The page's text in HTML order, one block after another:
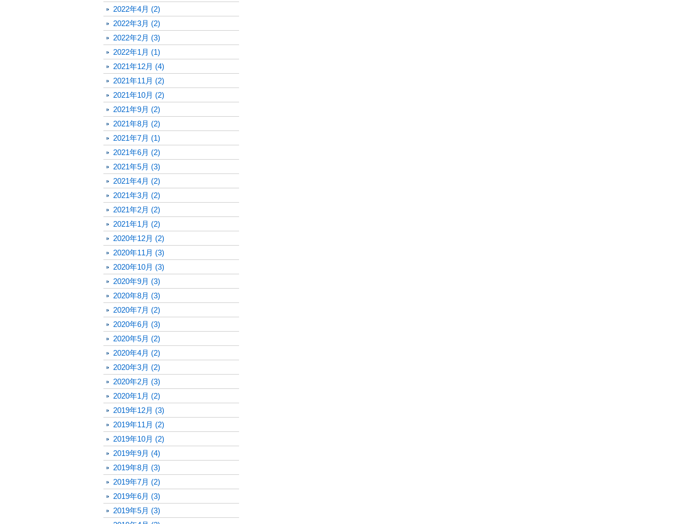
2022年4月 (2)
2022年3月 (2)
2022年2月 (3)
2022年1月 (1)
2021年12月 (4)
2021年11月 (2)
2021年10月 (2)
2021年9月 (2)
2021年8月 (2)
2021年7月 (1)
2021年6月 (2)
2021年5月 (3)
2021年4月 (2)
2021年3月 (2)
2021年2月 (2)
2021年1月 (2)
2020年12月 (2)
2020年11月 (3)
2020年10月 (3)
2020年9月 (3)
2020年8月 (3)
2020年7月 (2)
2020年6月 (3)
2020年5月 (2)
2020年4月 (2)
2020年3月 (2)
2020年2月 (3)
2020年1月 (2)
2019年12月 (3)
2019年11月 (2)
2019年10月 (2)
2019年9月 (4)
2019年8月 (3)
2019年7月 (2)
2019年6月 (3)
2019年5月 (3)